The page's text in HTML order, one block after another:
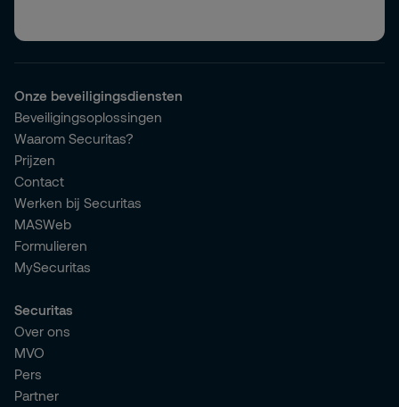
Onze beveiligingsdiensten
Beveiligingsoplossingen
Waarom Securitas?
Prijzen
Contact
Werken bij Securitas
MASWeb
Formulieren
MySecuritas
Securitas
Over ons
MVO
Pers
Partner